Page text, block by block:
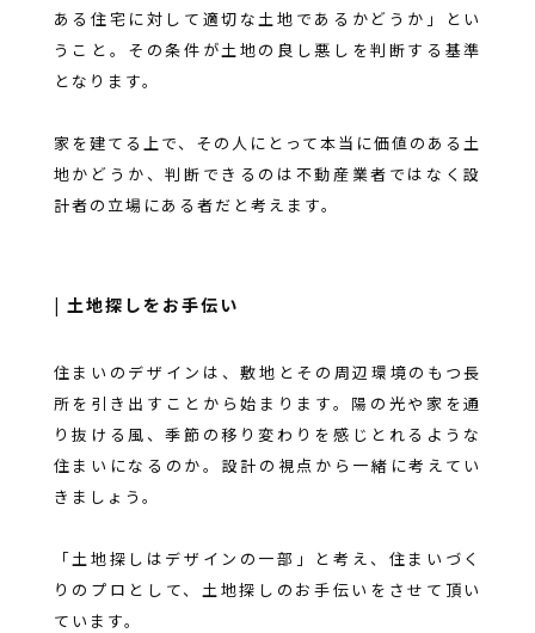
ある住宅に対して適切な土地であるかどうか」とい
うこと。その条件が土地の良し悪しを判断する基準
となります。
家を建てる上で、その人にとって本当に価値のある土
地かどうか、判断できるのは不動産業者ではなく設
計者の立場にある者だと考えます。
| 土地探しをお手伝い
住まいのデザインは、敷地とその周辺環境のもつ長
所を引き出すことから始まります。陽の光や家を通
り抜ける風、季節の移り変わりを感じとれるような
住まいになるのか。設計の視点から一緒に考えてい
きましょう。
「土地探しはデザインの一部」と考え、住まいづく
りのプロとして、土地探しのお手伝いをさせて頂い
ています。